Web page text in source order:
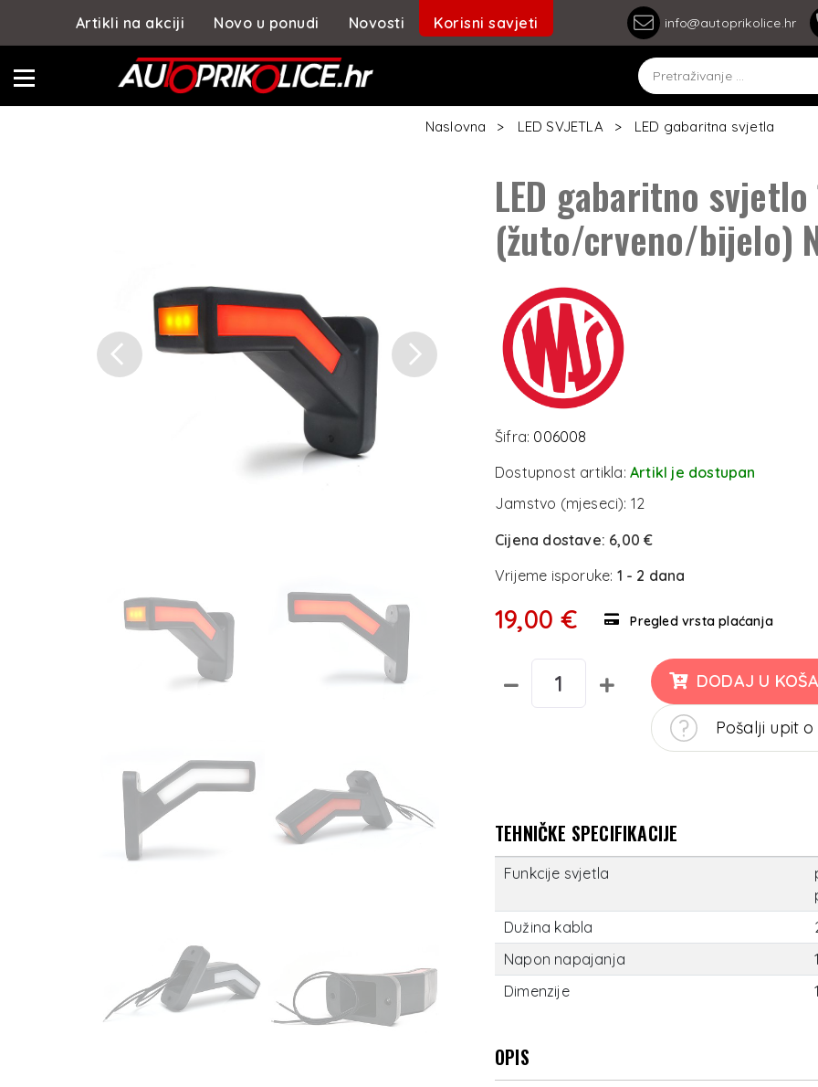
Artikli na akciji Novo u ponudi Novosti Korisni savjeti info@autoprikolice.hr
Naslovna LED SVJETLA LED gabaritna svjetla
Previous Next
LED gabaritno svjetlo
(žuto/crveno/bijelo)
Šifra: 006008
Dostupnost artikla: Artikl je dostupan
Jamstvo (mjeseci): 12
Cijena dostave: 6,00 €
Vrijeme isporuke: 1 - 2 dana
19,00 € Pregled vrsta plaćanja
DODAJ U
Pošalji upit
TEHNIČKE SPECIFIKACIJE
Funkcije svjetla
Dužina kabla
Napon napajanja
Dimenzije
OPIS